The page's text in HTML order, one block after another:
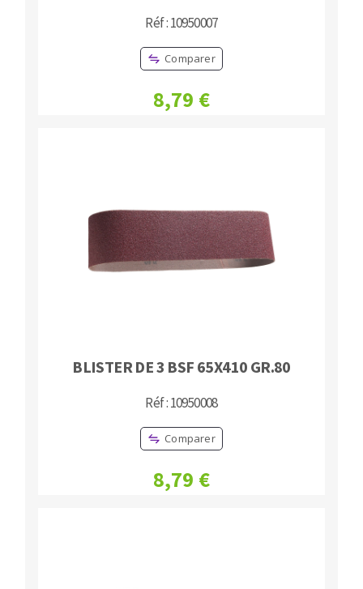
Réf : 10950007
Comparer
8,79 €
BLISTER DE 3 BSF 65X410 GR.80
Réf : 10950008
Comparer
8,79 €